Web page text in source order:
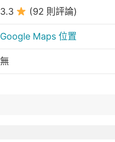
3.3 (92 則評論)
Google Maps 位置
無